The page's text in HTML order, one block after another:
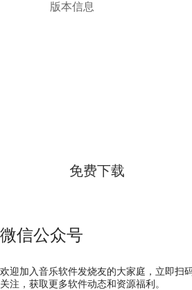
版本信息
免费下载
微信公众号
欢迎加入音乐软件发烧友的大家庭，立即扫
关注，获取更多软件动态和资源福利。